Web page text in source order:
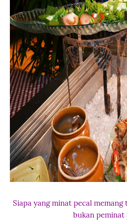
Siapa yang minat pecal
bukan peminat